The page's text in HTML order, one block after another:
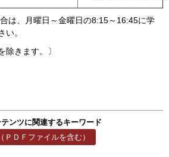
は、月曜日～金曜日の8:15～16:45に学
い。
きます。〕
ンツに関連するキーワード
ＰＤＦファイルを含む）